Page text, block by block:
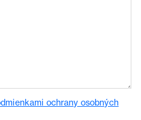
ochrany osobných